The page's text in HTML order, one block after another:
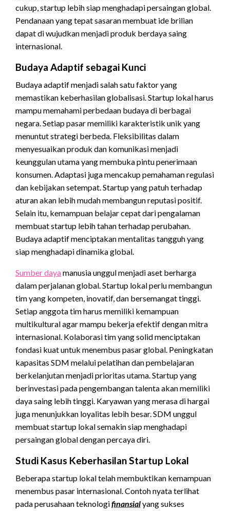
cukup, startup lebih siap menghadapi persaingan global.
Pendanaan yang tepat sasaran membuat ide brilian
dapat di wujudkan menjadi produk berdaya saing
internasional.
Budaya Adaptif sebagai Kunci
Budaya adaptif menjadi salah satu faktor yang
memastikan keberhasilan globalisasi. Startup lokal harus
mampu memahami perbedaan budaya di berbagai
negara. Setiap pasar memiliki karakteristik unik yang
menuntut strategi berbeda. Fleksibilitas dalam
menyesuaikan produk dan komunikasi menjadi
keunggulan utama yang membuka pintu penerimaan
konsumen. Adaptasi juga mencakup pemahaman regulasi
dan kebijakan setempat. Startup yang patuh terhadap
aturan akan lebih mudah membangun reputasi positif.
Selain itu, kemampuan belajar cepat dari pengalaman
membuat startup lebih tahan terhadap perubahan.
Budaya adaptif menciptakan mentalitas tangguh yang
siap menghadapi dinamika global.
Sumber dayamanusia unggul menjadi aset berharga
dalam perjalanan global. Startup lokal perlu membangun
tim yang kompeten, inovatif, dan bersemangat tinggi.
Setiap anggota tim harus memiliki kemampuan
multikultural agar mampu bekerja efektif dengan mitra
internasional. Kolaborasi tim yang solid menciptakan
fondasi kuat untuk menembus pasar global. Peningkatan
kapasitas SDM melalui pelatihan dan pembelajaran
berkelanjutan menjadi prioritas utama. Startup yang
berinvestasi pada pengembangan talenta akan memiliki
daya saing lebih tinggi. Karyawan yang merasa di hargai
juga menunjukkan loyalitas lebih besar. SDM unggul
membuat startup lokal semakin siap menghadapi
persaingan global dengan percaya diri.
Studi Kasus Keberhasilan Startup Lokal
Beberapa startup lokal telah membuktikan kemampuan
menembus pasar internasional. Contoh nyata terlihat
pada perusahaan teknologifinansialyang sukses